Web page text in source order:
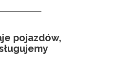
pojazdów,